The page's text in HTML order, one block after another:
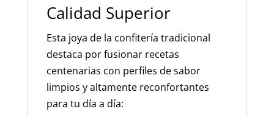
Calidad Superior
Esta joya de la confitería tradicional
destaca por fusionar recetas
centenarias con perfiles de sabor
limpios y altamente reconfortantes
para tu día a día: